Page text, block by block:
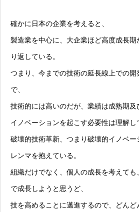
確かに日本の企業を考えると、
製造業を中心に、大企業ほど高度成長
り返している。
つまり、今までの技術の延長線上での
で、
技術的には高いのだが、業績は成熟期及
イノベーションを起こす必要性は理解し
破壊的技術革新、つまり破壊的イノベ
レンマを抱えている。
組織だけでなく、個人の成長を考えて
で成長しようと思うど、
技を高めることに邁進するので、どんど